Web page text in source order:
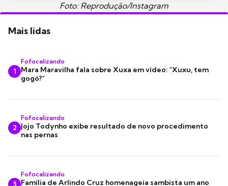
Foto: Reprodução/Instagram
Mais lidas
1
Fofocalizando
Mara Maravilha fala sobre Xuxa em vídeo: "Xuxu, tem
gogó?"
2
Fofocalizando
Jojo Todynho exibe resultado de novo procedimento
nas pernas
3
Fofocalizando
Família de Arlindo Cruz homenageia sambista um ano